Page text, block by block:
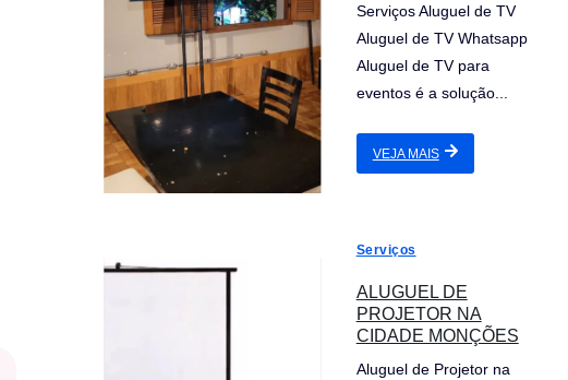
Serviços Aluguel de TV
Aluguel de TV Whatsapp
Aluguel de TV para
eventos é a solução...
VEJA MAIS
Serviços
ALUGUEL DE
PROJETOR NA
CIDADE MONÇÕES
Aluguel de Projetor na